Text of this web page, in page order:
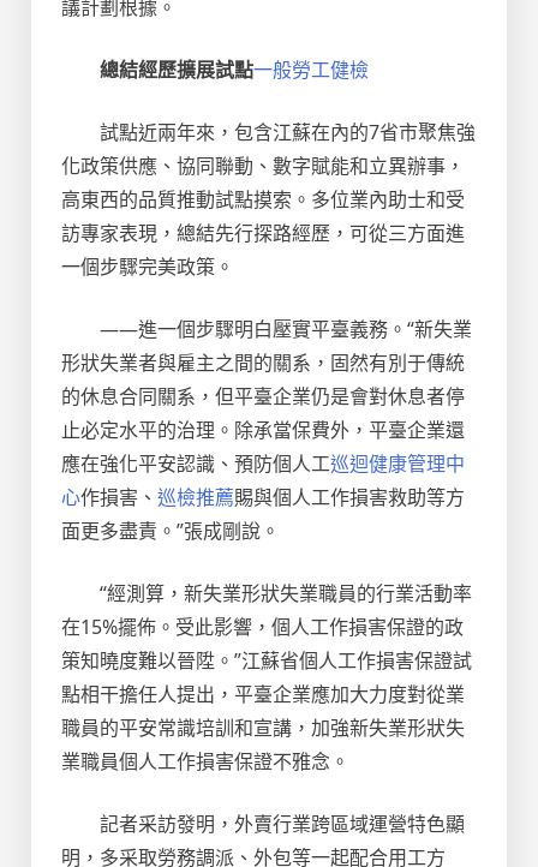
議計劃根據。
總結經歷擴展試點一般勞工健檢
試點近兩年來，包含江蘇在內的7省市聚焦強
化政策供應、協同聯動、數字賦能和立異辦事，
高東西的品質推動試點摸索。多位業內助士和受
訪專家表現，總結先行探路經歷，可從三方面進
一個步驟完美政策。
——進一個步驟明白壓實平臺義務。“新失業
形狀失業者與雇主之間的關系，固然有別于傳統
的休息合同關系，但平臺企業仍是會對休息者停
止必定水平的治理。除承當保費外，平臺企業還
應在強化平安認識、預防個人工巡迴健康管理中
心作損害、 巡檢推薦賜與個人工作損害救助等方
面更多盡責。”張成剛說。
“經測算，新失業形狀失業職員的行業活動率
在15%擺佈。受此影響，個人工作損害保證的政
策知曉度難以晉陞。”江蘇省個人工作損害保證試
點相干擔任人提出，平臺企業應加大力度對從業
職員的平安常識培訓和宣講，加強新失業形狀失
業職員個人工作損害保證不雅念。
記者采訪發明，外賣行業跨區域運營特色顯
明，多采取勞務調派、外包等一起配合用工方